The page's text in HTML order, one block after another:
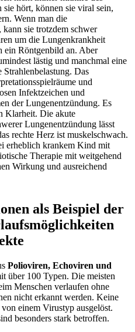
sie hört, können sie viral sein,
Wenn man die
sie trotzdem schwer
um die Lungenkrankheit
ein Röntgenbild an. Aber
lästig und manchmal eine
Strahlenbelastung. Das
und
Infektzeichen und
derLungenentzündung. Es
Klarheit. Die akute
Lungenentzündung lässt
rechte Herz ist muskelschwach.
erheblich krankem Kind mit
Therapie mit weitgehend
Wirkung und ausreichend
als Beispiel der
Polioviren, Echoviren und
über 100 Typen. Die meisten
Menschen verlaufen ohne
nicht erkannt werden. Keine
einem Virustyp ausgelöst.
besonders stark betroffen.